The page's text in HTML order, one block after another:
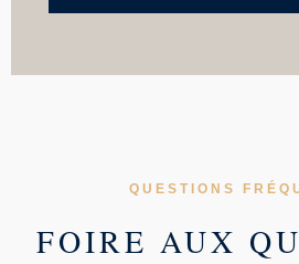
QUESTIONS
FOIRE AUX